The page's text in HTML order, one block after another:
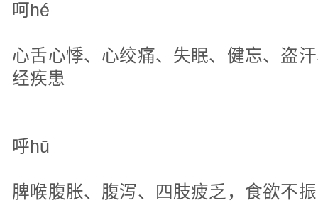
呵hé
心舌心悸、心绞痛、失眠、健忘、盗
经疾患
呼hū
脾喉腹胀、腹泻、四肢疲乏，食欲不